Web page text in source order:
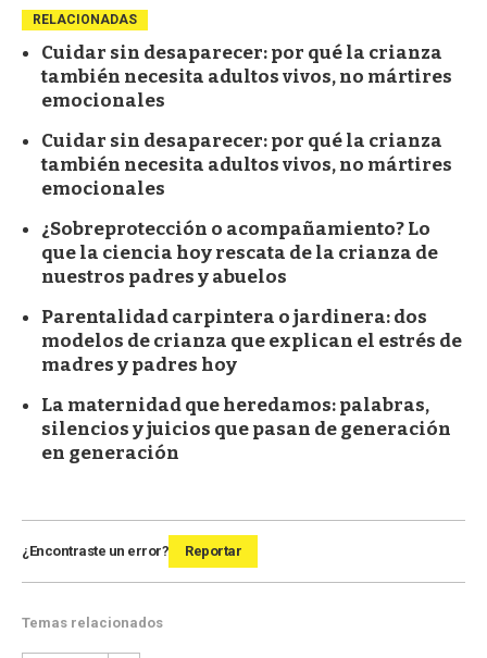
RELACIONADAS
Cuidar sin desaparecer: por qué la crianza
también necesita adultos vivos, no mártires
emocionales
Cuidar sin desaparecer: por qué la crianza
también necesita adultos vivos, no mártires
emocionales
¿Sobreprotección o acompañamiento? Lo
que la ciencia hoy rescata de la crianza de
nuestros padres y abuelos
Parentalidad carpintera o jardinera: dos
modelos de crianza que explican el estrés de
madres y padres hoy
La maternidad que heredamos: palabras,
silencios y juicios que pasan de generación
en generación
¿Encontraste un error? Reportar
Temas relacionados